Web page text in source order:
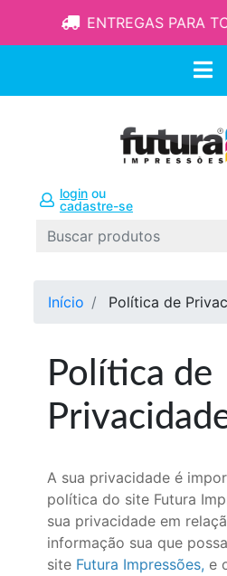
ENTREGAS PARA
login ou
cadastre-se
Início Política de
Política de
A sua privacidade é
política do site Futura
sua privacidade em
informação sua que
site Futura Impressões, e